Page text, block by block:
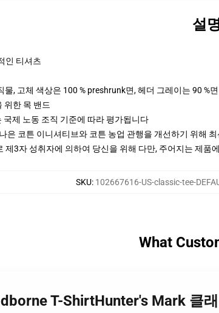
설
인 티셔츠
, 고체 색상은 100 % preshrunk면, 헤더 그레이는 90 %
위한 목 밴드
국제 노동 조직 기준에 따라 평가됩니다
은 코튼 이니셔티브와 코튼 농업 관행을 개선하기 위해
제3자 성취자에 의하여 당신을 위해 다만, 주어지는 제품
SKU: 102667616-US-classic-tee-
What
T-ShirtHunter's Mark 클